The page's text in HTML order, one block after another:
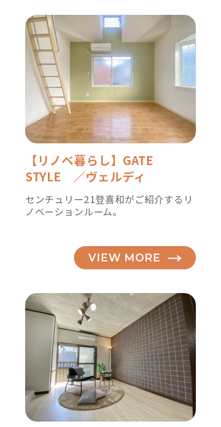
【リノベ暮らし】GATE
STYLE ／ヴェルディ
センチュリー21登喜和がご紹介するリ
ノベーションルーム。
VIEW MORE